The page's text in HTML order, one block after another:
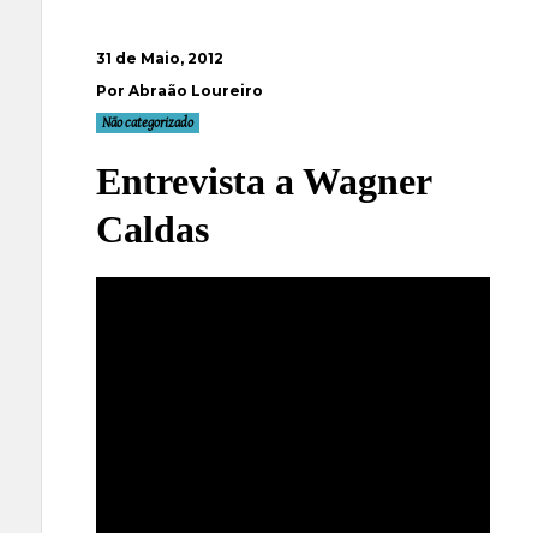
31 de Maio, 2012
Por Abraão Loureiro
Não categorizado
Entrevista a Wagner
Caldas